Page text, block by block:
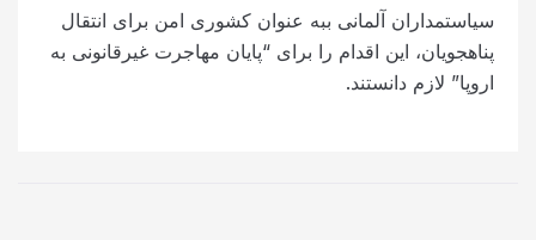
سیاستمداران آلمانی ببه عنوان کشوری امن برای انتقال
پناهجویان، این اقدام را برای “پایان مهاجرت غیرقانونی به
اروپا” لازم دانستند.